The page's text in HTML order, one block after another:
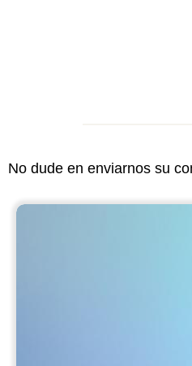
No dude en enviarnos su